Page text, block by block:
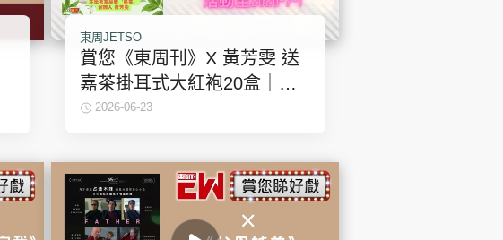
東周JETSO
賞您《東周刊》X 黃芳雯 送
嘉茶掛耳式大紅袍20盒｜東
周JETSO
2026-06-23